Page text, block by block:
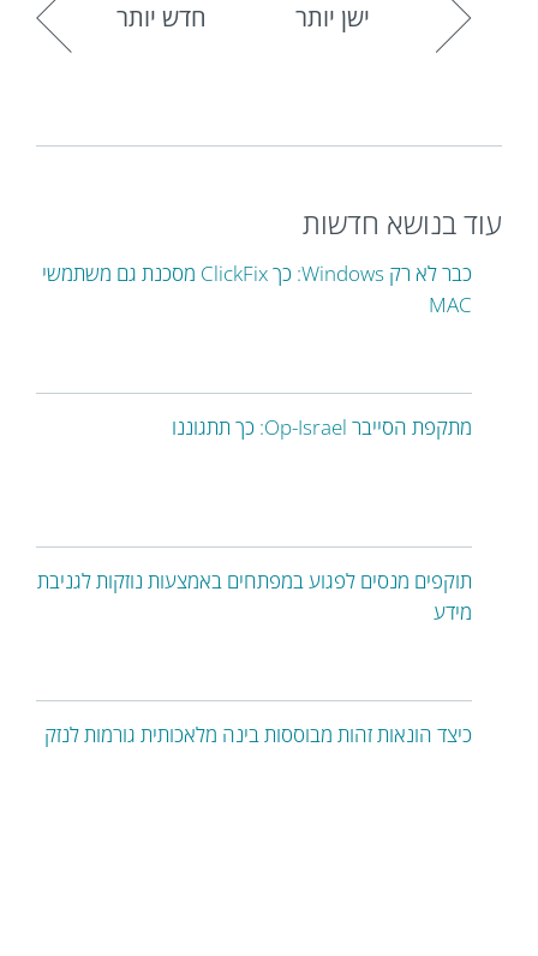
ישן יותר חדש יותר
עוד בנושא חדשות
כבר לא רק Windows: כך ClickFix מסכנת גם משתמשי
MAC
מתקפת הסייבר Op-Israel: כך תתגוננו
תוקפים מנסים לפגוע במפתחים באמצעות נוזקות לגניבת
מידע
כיצד הונאות זהות מבוססות בינה מלאכותית גורמות לנזק